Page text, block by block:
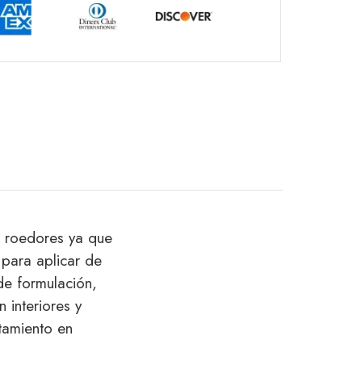
ya que
aplicar de
formulación,
interiores y
en